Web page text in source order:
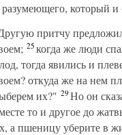
который и
притчу
25когда же люди
тогда явились и
откуда же на нем
их?" 29Но он
то и другое до
а пшеницу уберите в